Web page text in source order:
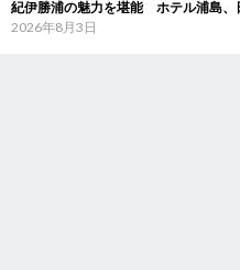
紀伊勝浦の魅力を堪能 ホテル浦島、
2026年8月3日